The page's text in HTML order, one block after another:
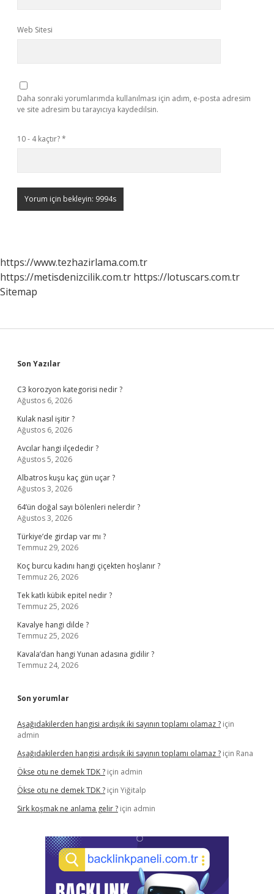
Web Sitesi
Daha sonraki yorumlarımda kullanılması için adım, e-posta adresim
ve site adresim bu tarayıcıya kaydedilsin.
10 - 4 kaçtır?*
https://www.tezhazirlama.com.tr
https://metisdenizcilik.com.tr https://lotuscars.com.tr
Sitemap
Sidebar
Son Yazılar
C3 korozyon kategorisi nedir ?
Ağustos 6, 2026
Kulak nasıl işitir ?
Ağustos 6, 2026
Avcılar hangi ilçededir ?
Ağustos 5, 2026
Albatros kuşu kaç gün uçar ?
Ağustos 3, 2026
64’ün doğal sayı bölenleri nelerdir ?
Ağustos 3, 2026
Türkiye’de girdap var mı ?
Temmuz 29, 2026
Koç burcu kadını hangi çiçekten hoşlanır ?
Temmuz 26, 2026
Tek katlı kübik epitel nedir ?
Temmuz 25, 2026
Kavalye hangi dilde ?
Temmuz 25, 2026
Kavala’dan hangi Yunan adasına gidilir ?
Temmuz 24, 2026
Son yorumlar
Aşağıdakilerden hangisi ardışık iki sayının toplamı olamaz ? için
admin
Aşağıdakilerden hangisi ardışık iki sayının toplamı olamaz ? için Rana
Ökse otu ne demek TDK ? için admin
Ökse otu ne demek TDK ? için Yiğitalp
Sirk koşmak ne anlama gelir ? için admin